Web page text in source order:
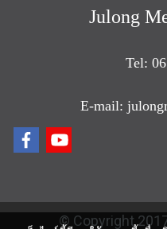
Julong
Tel:
E-mail:
© Copyright